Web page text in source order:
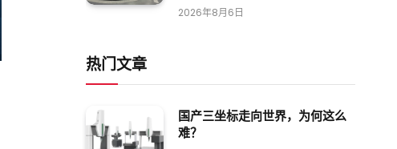
2026年8月6日
热门文章
国产三坐标走向世界，为何这么
难？